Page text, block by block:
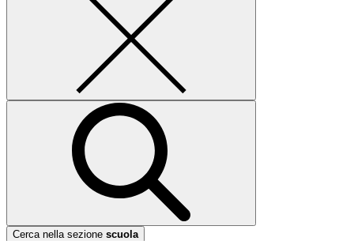
Cerca nella sezione scuola